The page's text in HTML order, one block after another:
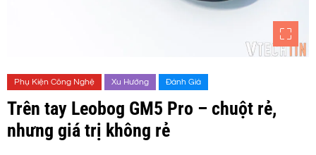
Phụ Kiện Công Nghệ Xu Hướng Đánh Giá
Trên tay Leobog GM5 Pro – chuột rẻ,
nhưng giá trị không rẻ